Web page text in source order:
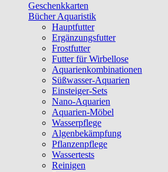
Geschenkkarten
Bücher Aquaristik
Hauptfutter
Ergänzungsfutter
Frostfutter
Futter für Wirbellose
Aquarienkombinationen
Süßwasser-Aquarien
Einsteiger-Sets
Nano-Aquarien
Aquarien-Möbel
Wasserpflege
Algenbekämpfung
Pflanzenpflege
Wassertests
Reinigen